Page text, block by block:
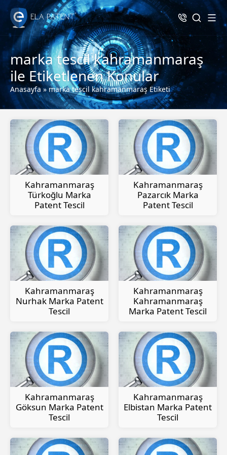
marka tescil kahramanmaraş
ile Etiketlenen Konular
Anasayfa»marka tescil kahramanmaraş Etiketi
Kahramanmaraş
Türkoğlu Marka
Patent Tescil
Kahramanmaraş
Pazarcık Marka
Patent Tescil
Kahramanmaraş
Nurhak Marka Patent
Tescil
Kahramanmaraş
Kahramanmaraş
Marka Patent Tescil
Kahramanmaraş
Göksun Marka Patent
Tescil
Kahramanmaraş
Elbistan Marka Patent
Tescil